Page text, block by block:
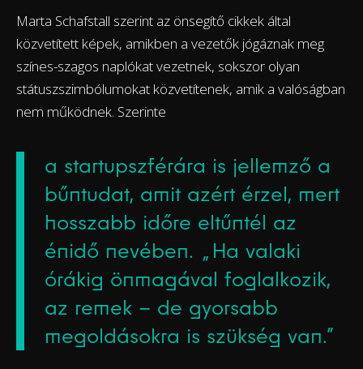
Marta Schafstall szerint az önsegítő cikkek által
közvetített képek, amikben a vezetők jógáznak meg
színes-szagos naplókat vezetnek, sokszor olyan
státuszszimbólumokat közvetítenek, amik a valóságban
nem működnek. Szerinte
a startupszférára is jellemző a
bűntudat, amit azért érzel, mert
hosszabb időre eltűntél az
énidő nevében. „Ha valaki
órákig önmagával foglalkozik,
az remek – de gyorsabb
megoldásokra is szükség van.”